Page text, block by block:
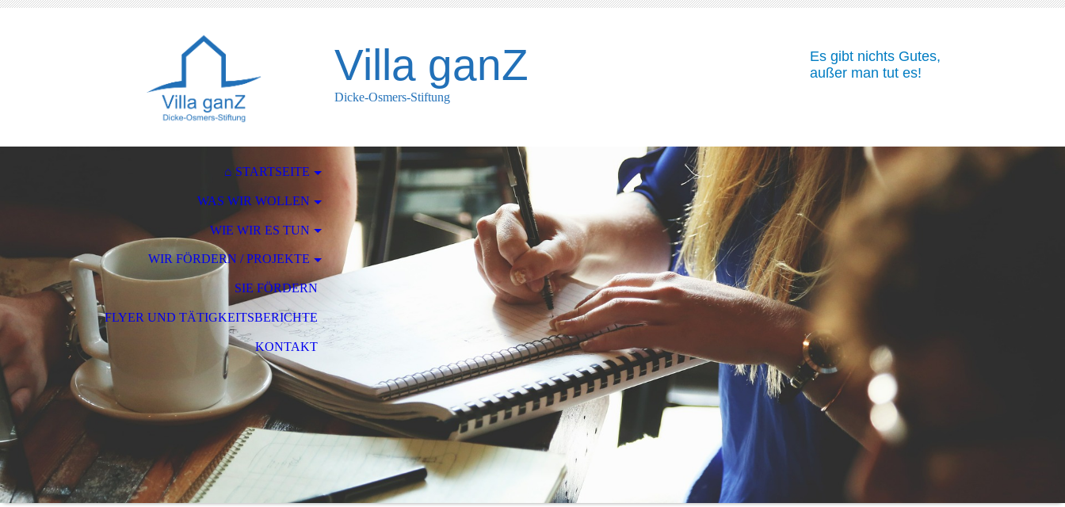
Villa ganZ
Dicke-Osmers-Stiftung
Es gibt nichts Gutes,
außer man tut es!
⌂ STARTSEITE
WAS WIR WOLLEN
WIE WIR ES TUN
WIR FÖRDERN / PROJEKTE
SIE FÖRDERN
FLYER UND TÄTIGKEITSBERICHTE
KONTAKT